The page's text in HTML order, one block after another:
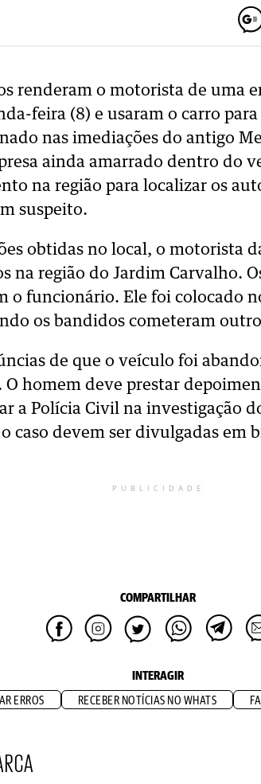
renderam o motorista de uma
feira (8) e usaram o carro
nas imediações do antigo
ainda amarrado dentro do
na região para localizar os
suspeito.
obtidas no local, o motorista
na região do Jardim Carvalho.
o funcionário. Ele foi colocado
os bandidos cometeram
de que o veículo foi
homem deve prestar
a Polícia Civil na investigação
caso devem ser divulgadas em
PUBLICIDADE
COMPARTILHAR
INTERAGIR
ERROS RECEBER NOTÍCIAS NO WHATS